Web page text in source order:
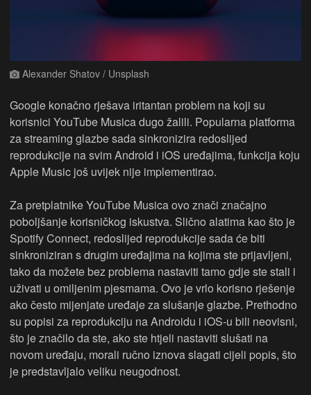
Alexander Shatov / Unsplash
Google konačno rješava iritantan problem na koji su
korisnici YouTube Musica dugo žalili. Popularna platforma
za streaming glazbe sada sinkronizira redoslijed
reprodukcije na svim Android i iOS uređajima, funkcija koju
Apple Music još uvijek nije implementirao.
Za pretplatnike YouTube Musica ovo znači značajno
poboljšanje korisničkog iskustva. Slično alatima kao što je
Spotify Connect, redoslijed reprodukcije sada će biti
sinkroniziran s drugim uređajima na kojima ste prijavljeni,
tako da možete bez problema nastaviti tamo gdje ste stali i
uživati u omiljenim pjesmama. Ovo je vrlo korisno rješenje
ako često mijenjate uređaje za slušanje glazbe. Prethodno
su popisi za reprodukciju na Androidu i iOS-u bili neovisni,
što je značilo da ste, ako ste htjeli nastaviti slušati na
novom uređaju, morali ručno iznova slagati cijeli popis, što
je predstavljalo veliku neugodnost.